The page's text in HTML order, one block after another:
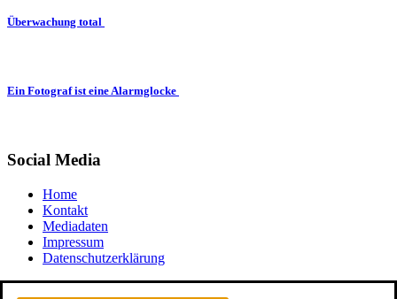
Überwachung total
Ein Fotograf ist eine Alarmglocke
Social Media
Home
Kontakt
Mediadaten
Impressum
Datenschutzerklärung